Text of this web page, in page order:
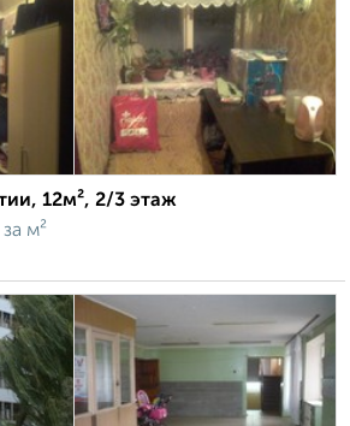
12м², 2/3 этаж
за м²